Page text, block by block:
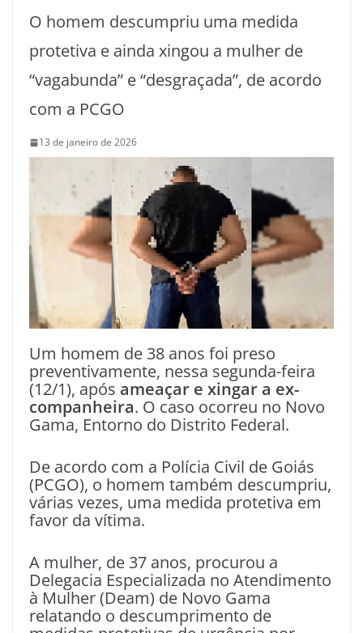
O homem descumpriu uma medida
protetiva e ainda xingou a mulher de
“vagabunda” e “desgraçada”, de acordo
com a PCGO
13 de janeiro de 2026
Um homem de 38 anos foi preso
preventivamente, nessa segunda-feira
(12/1), após ameaçar e xingar a ex-
companheira. O caso ocorreu no Novo
Gama, Entorno do Distrito Federal.
De acordo com a Polícia Civil de Goiás
(PCGO), o homem também descumpriu,
várias vezes, uma medida protetiva em
favor da vítima.
A mulher, de 37 anos, procurou a
Delegacia Especializada no Atendimento
à Mulher (Deam) de Novo Gama
relatando o descumprimento de